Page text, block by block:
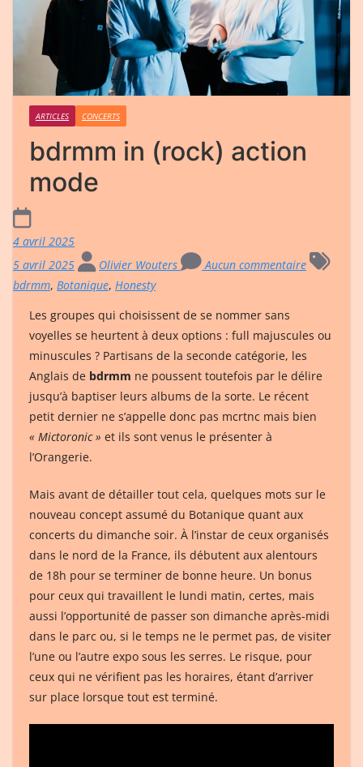
ARTICLES CONCERTS
bdrmm in (rock) action
mode
4 avril 2025
5 avril 2025
Olivier Wouters
Aucun commentaire
bdrmm, Botanique, Honesty
Les groupes qui choisissent de se nommer sans
voyelles se heurtent à deux options : full majuscules ou
minuscules ? Partisans de la seconde catégorie, les
Anglais de bdrmm ne poussent toutefois par le délire
jusqu’à baptiser leurs albums de la sorte. Le récent
petit dernier ne s’appelle donc pas mcrtnc mais bien
« Mictoronic » et ils sont venus le présenter à
l’Orangerie.
Mais avant de détailler tout cela, quelques mots sur le
nouveau concept assumé du Botanique quant aux
concerts du dimanche soir. À l’instar de ceux organisés
dans le nord de la France, ils débutent aux alentours
de 18h pour se terminer de bonne heure. Un bonus
pour ceux qui travaillent le lundi matin, certes, mais
aussi l’opportunité de passer son dimanche après-midi
dans le parc ou, si le temps ne le permet pas, de visiter
l’une ou l’autre expo sous les serres. Le risque, pour
ceux qui ne vérifient pas les horaires, étant d’arriver
sur place lorsque tout est terminé.